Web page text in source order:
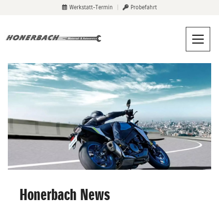
Werkstatt-Termin Probefahrt
Honerbach News